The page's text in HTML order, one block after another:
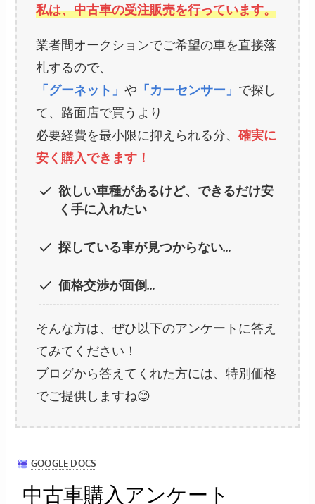
私は、中古車の受注販売を行っています。
業者間オークションでご希望の車を直接落
札するので、
「グーネット」や 「カーセンサー」 で探し
て、路面店で買うより
必要経費を最小限に抑えられる分、確実に
安く購入できます！
欲しい車種があるけど、できるだけ安
く手に入れたい
探している車が見つからない…
価格交渉が面倒…
そんな方は、ぜひ以下のアンケートに答え
てみてください！
ブログから答えてくれた方には、特別価格
でご提供しますね😊